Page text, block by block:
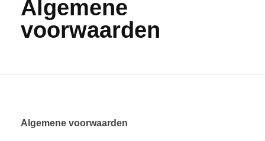
Algemene
voorwaarden
Algemene voorwaarden